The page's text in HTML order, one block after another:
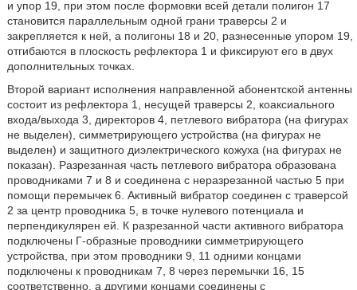
и упор 19, при этом после формовки всей детали полигон 17
становится параллельным одной грани траверсы 2 и
закрепляется к ней, а полигоны 18 и 20, разнесенные упором 19,
отгибаются в плоскость рефлектора 1 и фиксируют его в двух
дополнительных точках.
Второй вариант исполнения направленной абонентской антенны
состоит из рефлектора 1, несущей траверсы 2, коаксиального
входа/выхода 3, директоров 4, петлевого вибратора (на фигурах
не выделен), симметрирующего устройства (на фигурах не
выделен) и защитного диэлектрического кожуха (на фигурах не
показан). Разрезанная часть петлевого вибратора образована
проводниками 7 и 8 и соединена с неразрезанной частью 5 при
помощи перемычек 6. Активный вибратор соединен с траверсой
2 за центр проводника 5, в точке нулевого потенциала и
перпендикулярен ей. К разрезанной части активного вибратора
подключены Г-образные проводники симметрирующего
устройства, при этом проводники 9, 11 одними концами
подключены к проводникам 7, 8 через перемычки 16, 15
соответственно, а другими концами соединены с